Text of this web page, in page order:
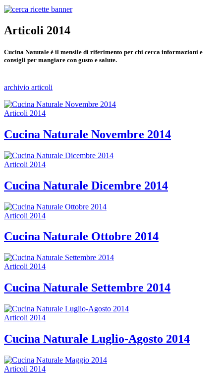
Articoli 2014
Cucina Natutale è il mensile di riferimento per chi cerca informazioni e
consigli per mangiare con gusto e salute.
archivio articoli
Articoli 2014
Cucina Naturale Novembre 2014
Articoli 2014
Cucina Naturale Dicembre 2014
Articoli 2014
Cucina Naturale Ottobre 2014
Articoli 2014
Cucina Naturale Settembre 2014
Articoli 2014
Cucina Naturale Luglio-Agosto 2014
Articoli 2014